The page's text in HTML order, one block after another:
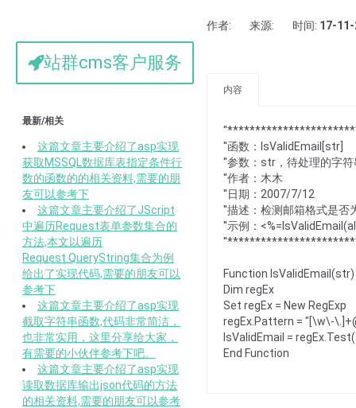
站群cms客户服务
最新/相关
这篇文章主要介绍了asp实现
获取MSSQL数据库表指定条件行
数的函数的的相关资料,需要的朋
友可以参考下
这篇文章主要介绍了JScript
中遍历Request表单参数集合的
方法,本文以遍历
Request.QueryString集合为例
给出了实现代码,需要的朋友可以
参考下
这篇文章主要介绍了asp实现
截取字符串函数,代码非常简洁，
也非常实用，这里分享给大家，
有需要的小伙伴参考下吧。
这篇文章主要介绍了asp实现
读取数据库输出json代码的方法
的相关资料,需要的朋友可以参考
作者: 来源: 时间: 17-11-
内容
''函数：IsValidEmail[str]
''参数：str，待处理的字符
''作者：木木
''日期：2007/7/12
''描述：检测邮箱格式是否
''示例：
Function IsValidEmail(str)
Dim regEx
Set regEx = New RegExp
regEx.Pattern = "[\w\-
IsValidEmail =
End Function